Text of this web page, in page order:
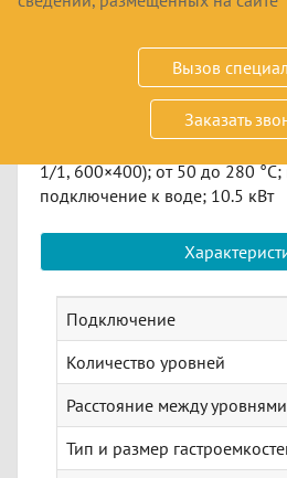
Вызов
Заказать
Срок заказапо запросу
380 В; 6 уровней; противень —
1/1, 600×400); от 50 до 280
подключение к воде; 10.5 кВт
Подключение
Количество уровней
Расстояние между уровнями
Тип и размер